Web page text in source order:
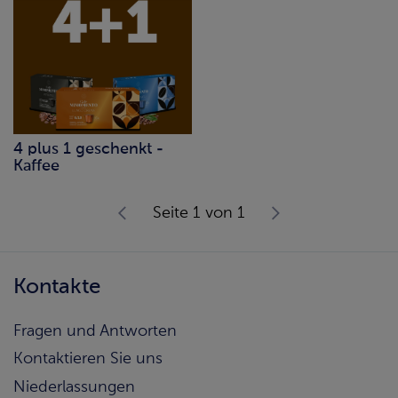
4 plus 1 geschenkt -
Kaffee
Seite 1 von 1
Kontakte
Fragen und Antworten
Kontaktieren Sie uns
Niederlassungen